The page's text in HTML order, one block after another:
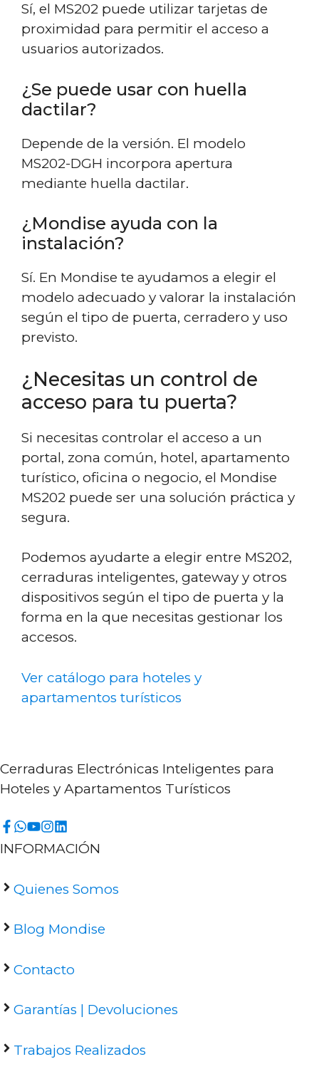
Sí, el MS202 puede utilizar tarjetas de
proximidad para permitir el acceso a
usuarios autorizados.
¿Se puede usar con huella
dactilar?
Depende de la versión. El modelo
MS202-DGH incorpora apertura
mediante huella dactilar.
¿Mondise ayuda con la
instalación?
Sí. En Mondise te ayudamos a elegir el
modelo adecuado y valorar la instalación
según el tipo de puerta, cerradero y uso
previsto.
¿Necesitas un control de
acceso para tu puerta?
Si necesitas controlar el acceso a un
portal, zona común, hotel, apartamento
turístico, oficina o negocio, el Mondise
MS202 puede ser una solución práctica y
segura.
Podemos ayudarte a elegir entre MS202,
cerraduras inteligentes, gateway y otros
dispositivos según el tipo de puerta y la
forma en la que necesitas gestionar los
accesos.
Ver catálogo para hoteles y
apartamentos turísticos
Cerraduras Electrónicas Inteligentes para
Hoteles y Apartamentos Turísticos
INFORMACIÓN
Quienes Somos
Blog Mondise
Contacto
Garantías | Devoluciones
Trabajos Realizados